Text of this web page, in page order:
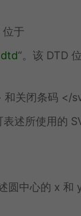
位于
“。该 DTD
关闭条码
述所使用的
中心的 x 和